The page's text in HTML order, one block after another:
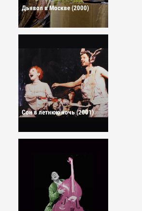
Дьявол в Москве (2000)
Сон в летнюю ночь (2001)